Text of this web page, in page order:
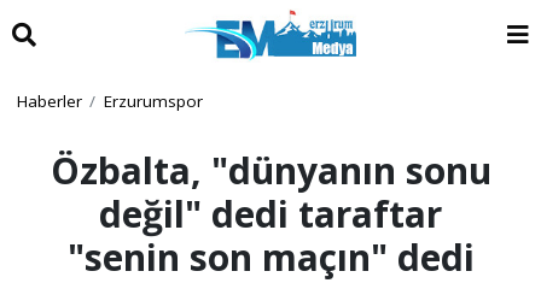
Haberler Erzurumspor
Özbalta, "dünyanın sonu
değil" dedi taraftar
"senin son maçın" dedi